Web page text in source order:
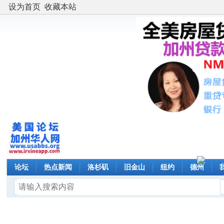
设为首页 收藏本站
论坛 热点新闻 洛杉矶 旧金山 纽约 德州